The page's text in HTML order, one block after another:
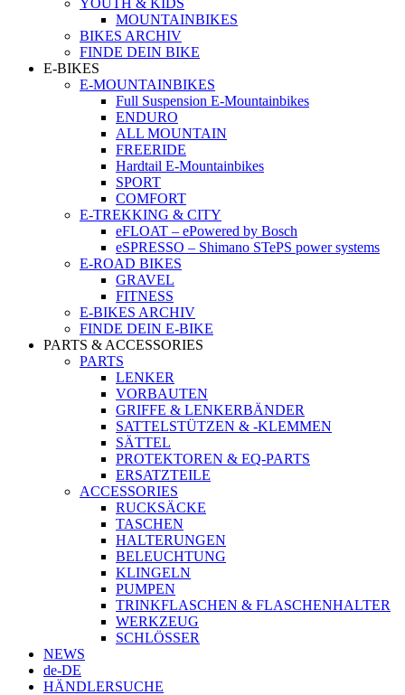
YOUTH & KIDS
MOUNTAINBIKES
BIKES ARCHIV
FINDE DEIN BIKE
E-BIKES
E-MOUNTAINBIKES
Full Suspension E-Mountainbikes
ENDURO
ALL MOUNTAIN
FREERIDE
Hardtail E-Mountainbikes
SPORT
COMFORT
E-TREKKING & CITY
eFLOAT – ePowered by Bosch
eSPRESSO – Shimano STePS power systems
E-ROAD BIKES
GRAVEL
FITNESS
E-BIKES ARCHIV
FINDE DEIN E-BIKE
PARTS & ACCESSORIES
PARTS
LENKER
VORBAUTEN
GRIFFE & LENKERBÄNDER
SATTELSTÜTZEN & -KLEMMEN
SÄTTEL
PROTEKTOREN & EQ-PARTS
ERSATZTEILE
ACCESSORIES
RUCKSÄCKE
TASCHEN
HALTERUNGEN
BELEUCHTUNG
KLINGELN
PUMPEN
TRINKFLASCHEN & FLASCHENHALTER
WERKZEUG
SCHLÖSSER
NEWS
de-DE
HÄNDLERSUCHE